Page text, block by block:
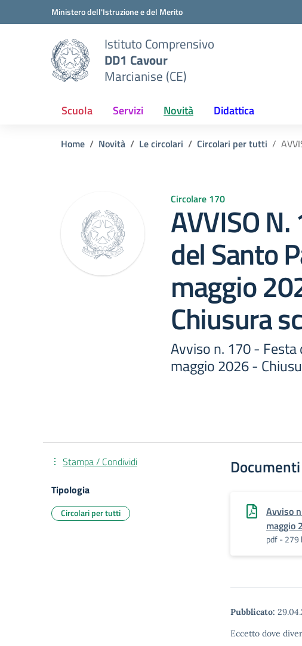
Vai ai contenuti
Vai al menu di navigazioneMinistero dell'Istruzione e del Merito
Istituto Comprensivo
DD1 Cavour
Marcianise (CE)
Scuola Servizi Novità Didattica
Home Novità Le circolari Circolari per tutti
Circolare 170
AVVISO
del Santo
maggio
Chiusura
Avviso n. 170 -
maggio 2026 -
Documenti
Avviso
maggio
pdf - 279
Pubblicato:
Eccetto dove
Stampa / Condividi
Tipologia
Circolari per tutti